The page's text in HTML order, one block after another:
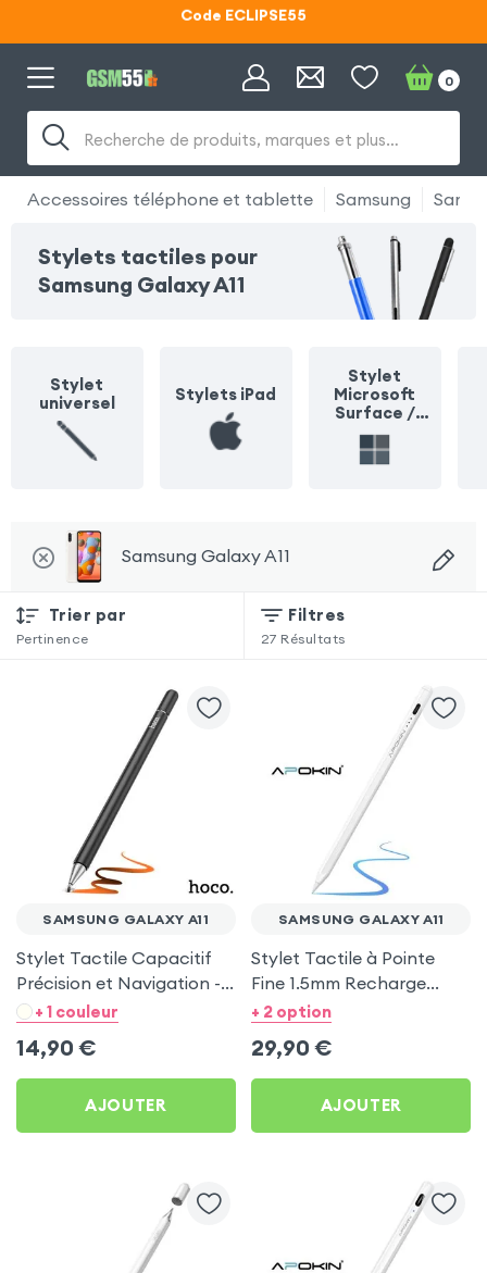
Lunettes d'éclipse OFFERTES
Code ECLIPSE55
Recherche de produits, marques et plus…
0
Accessoires téléphone et tablette Samsung
Stylets tactiles pour
Samsung Galaxy A11
Stylet
universel
Stylets iPad
Stylet
Microsoft
Surface /
Surface Pro
Samsung Galaxy A11
Trier par
Pertinence
Filtres
27 Résultats
SAMSUNG GALAXY A11
Stylet Tactile Capacitif
Précision et Navigation -
Hoco noir pour Samsung
+ 1 couleur
14,90 €
AJOUTER
SAMSUNG GALAXY A11
Stylet Tactile à Pointe
Fine 1.5mm Recharge
Type-C - Apokin pour
+ 2 option
29,90 €
AJOUTER